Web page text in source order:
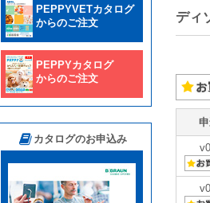
PEPPYVETカタログ
からのご注文
PEPPYカタログ
からのご注文
カタログのお申込み
ディ